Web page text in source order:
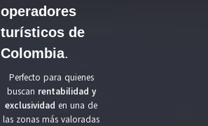
operadores
turísticos de
Colombia.
Perfecto para quienes
buscan rentabilidad y
exclusividad en una de
las zonas más valoradas